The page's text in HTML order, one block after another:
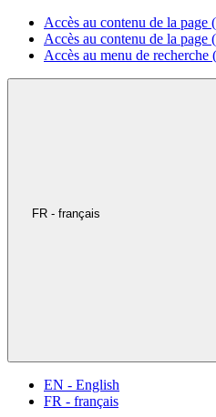
Accès au contenu de la
Accès au contenu de la
Accès au menu de
FR - français
EN - English
FR - français